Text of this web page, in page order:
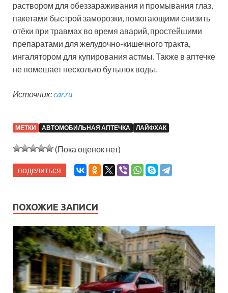
раствором для обеззараживания и промывания глаз,
пакетами быстрой заморозки, помогающими снизить
отёки при травмах во время аварий, простейшими
препаратами для желудочно-кишечного тракта,
ингалятором для купирования астмы. Также в аптечке
не помешает несколько бутылок воды.
Источник:car.ru
МЕТКИ АВТОМОБИЛЬНАЯ АПТЕЧКА ЛАЙФХАК
(Пока оценок нет)
поделиться
ПОХОЖИЕ ЗАПИСИ